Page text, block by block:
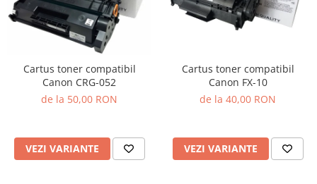
Cartus toner compatibil
Canon CRG-052
de la 50,00 RON
VEZI VARIANTE
Cartus toner compatibil
Canon FX-10
de la 40,00 RON
VEZI VARIANTE